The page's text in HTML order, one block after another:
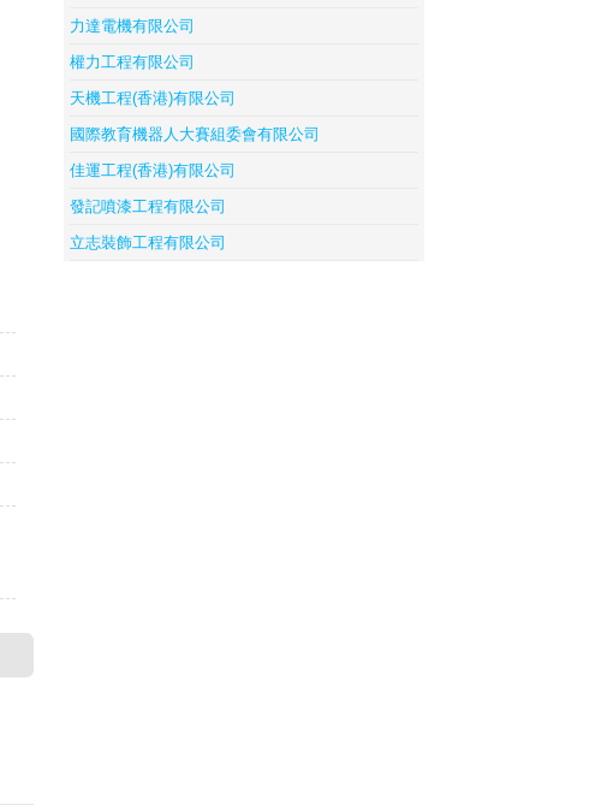
力達電機有限公司
權力工程有限公司
天機工程(香港)有限公司
國際教育機器人大賽組委會有限公司
佳運工程(香港)有限公司
發記噴漆工程有限公司
立志裝飾工程有限公司